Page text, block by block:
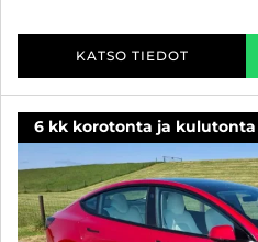
KATSO TIEDOT
6 kk korotonta ja kulutonta